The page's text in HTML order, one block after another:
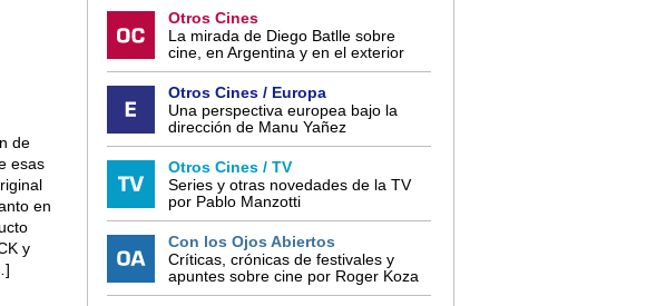
de
esas
en
y
Otros Cines
La mirada de Diego Batlle sobre
cine, en Argentina y en el exterior
Otros Cines / Europa
Una perspectiva europea bajo la
dirección de Manu Yañez
Otros Cines / TV
Series y otras novedades de la TV
por Pablo Manzotti
Con los Ojos Abiertos
Críticas, crónicas de festivales y
apuntes sobre cine por Roger Koza